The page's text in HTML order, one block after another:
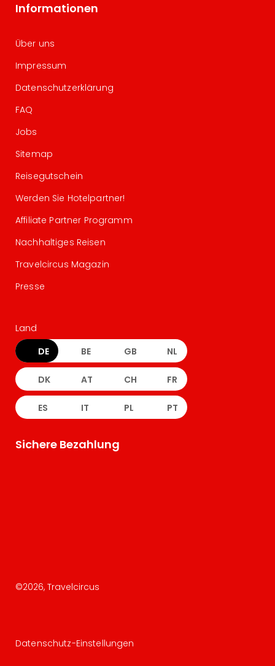
Informationen
Über uns
Impressum
Datenschutzerklärung
FAQ
Jobs
Sitemap
Reisegutschein
Werden Sie Hotelpartner!
Affiliate Partner Programm
Nachhaltiges Reisen
Travelcircus Magazin
Presse
Land
DE BE GB NL
DK AT CH FR
ES IT PL PT
Sichere Bezahlung
©2026, Travelcircus
Datenschutz-Einstellungen